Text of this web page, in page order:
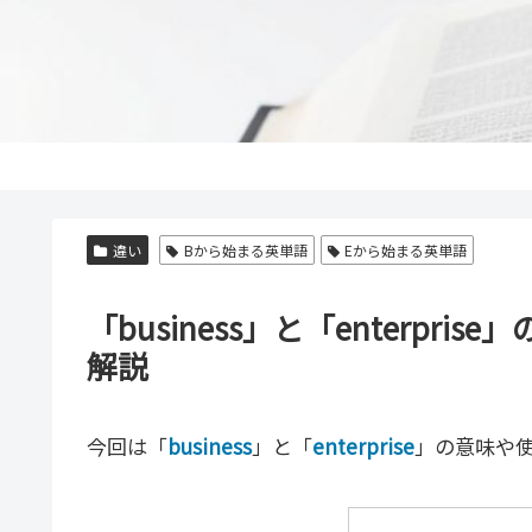
違い Bから始まる英単語 Eから始まる英単語
「business」と「enterprise
解説
今回は「business」と「enterprise」の意味や